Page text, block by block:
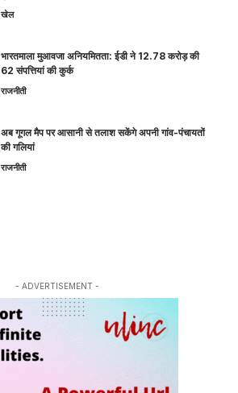
खेल
भारतमाला मुआवजा अनियमितता: ईडी ने 12.78 करोड़ की
62 संपत्तियां की कुर्क
राजनीती
अब गूगल मैप पर आसानी से तलाश सकेंगे अपनी गांव-पंचायतों
की गलियां
राजनीती
- ADVERTISEMENT -